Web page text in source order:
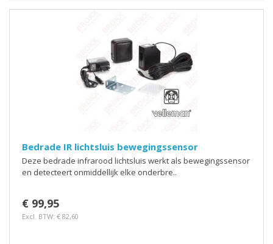
Bedrade IR lichtsluis bewegingssensor
Deze bedrade infrarood lichtsluis werkt als bewegingssensor
en detecteert onmiddellijk elke onderbre..
€ 99,95
Excl. BTW: € 82,60